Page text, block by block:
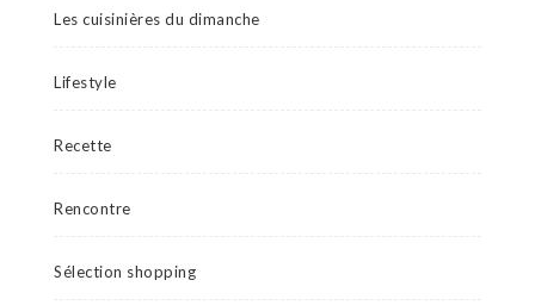
Les cuisinières du dimanche
Lifestyle
Recette
Rencontre
Sélection shopping